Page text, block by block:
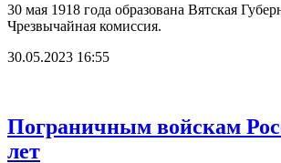
30 мая 1918 года образована Вятская
Чрезвычайная комиссия.
30.05.2023 16:55
Пограничным войскам
лет